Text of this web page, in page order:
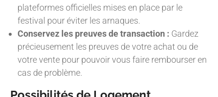
plateformes officielles mises en place par le
festival pour éviter les arnaques.
Conservez les preuves de transaction : Gardez
précieusement les preuves de votre achat ou de
votre vente pour pouvoir vous faire rembourser en
cas de problème.